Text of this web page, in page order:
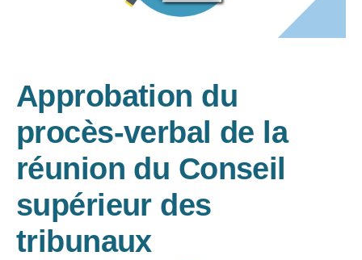
Approbation du
procès-verbal de la
réunion du Conseil
supérieur des
tribunaux